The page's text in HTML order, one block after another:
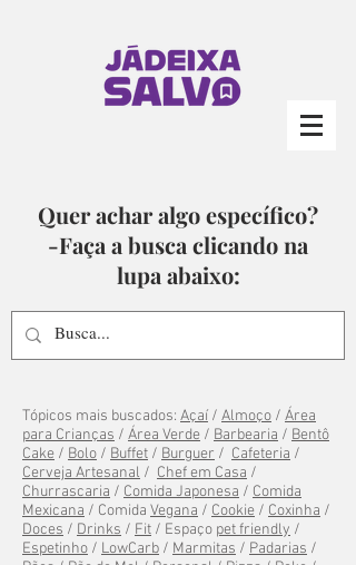
Quer achar algo específico?
-Faça a busca clicando na
lupa abaixo:
Tópicos mais buscados: Açaí / Almoço / Área
para Crianças / Área Verde / Barbearia / Bentô
Cake / Bolo / Buffet / Burguer / Cafeteria /
Cerveja Artesanal / Chef em Casa /
Churrascaria / Comida Japonesa / Comida
Mexicana / Comida Vegana / Cookie / Coxinha /
Doces / Drinks / Fit / Espaço pet friendly /
Espetinho / LowCarb / Marmitas / Padarias /